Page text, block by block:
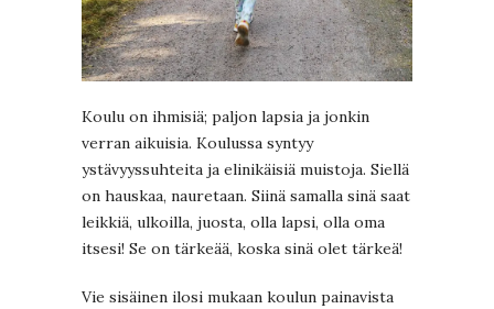
Koulu on ihmisiä; paljon lapsia ja jonkin
verran aikuisia. Koulussa syntyy
ystävyyssuhteita ja elinikäisiä muistoja. Siellä
on hauskaa, nauretaan. Siinä samalla sinä saat
leikkiä, ulkoilla, juosta, olla lapsi, olla oma
itsesi! Se on tärkeää, koska sinä olet tärkeä!
Vie sisäinen ilosi mukaan koulun painavista